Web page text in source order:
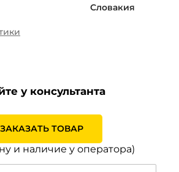
Словакия
T (190 км/ч)
102 (850кг)
у консультанта
ЗАКАЗАТЬ ТОВАР
и наличие у оператора)